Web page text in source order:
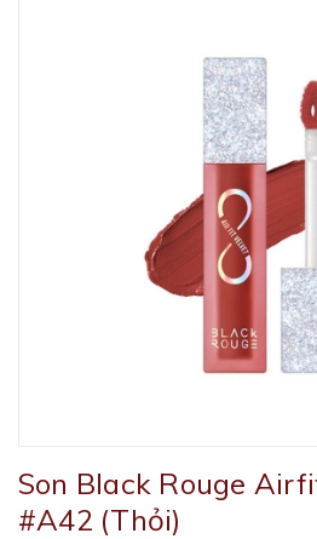
Son Black Rouge
#A42 (Thỏi)